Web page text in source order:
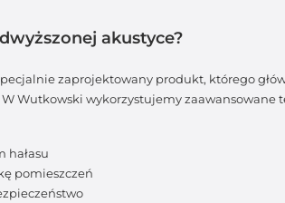
akustyce?
zaprojektowany produkt, którego
Wutkowski wykorzystujemy zaawansowane
hałasu
pomieszczeń